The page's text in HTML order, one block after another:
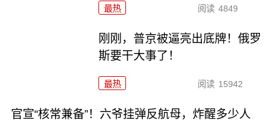
最热 阅读 4849
刚刚，普京被逼亮出底牌！俄罗
斯要干大事了！
最热 阅读 15942
官宣“核常兼备”！六爷挂弹反航母，炸醒多少人